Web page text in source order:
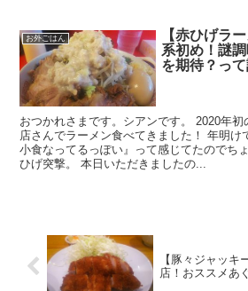
お外ごはん
【赤ひげラ
系初め！謎
を期待？っ
おつかれさまです。シアンです。 2020年
店さんでラーメン食べてきました！ 年明け
小食なってるっぽい』って感じてたのでち
ひげ突撃。 本日いただきましたの...
【豚々ジャッキ
店！おススメあ